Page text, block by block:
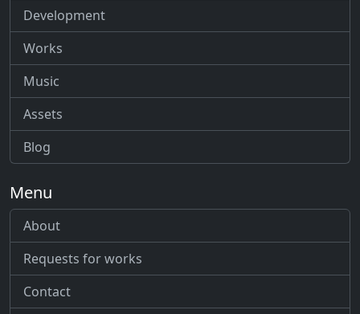
Development
Works
Music
Assets
Blog
Menu
About
Requests for works
Contact